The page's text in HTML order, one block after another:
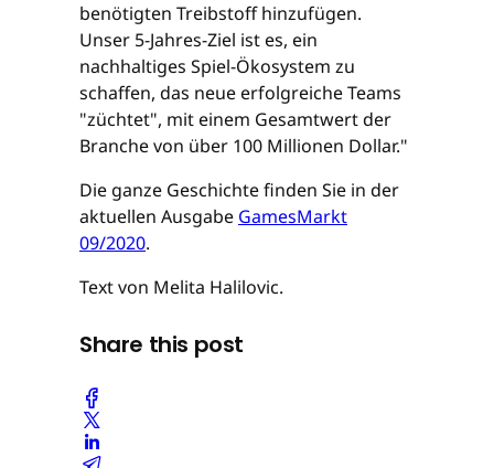
benötigten Treibstoff hinzufügen.
Unser 5-Jahres-Ziel ist es, ein
nachhaltiges Spiel-Ökosystem zu
schaffen, das neue erfolgreiche Teams
"züchtet", mit einem Gesamtwert der
Branche von über 100 Millionen Dollar."
Die ganze Geschichte finden Sie in der
aktuellen Ausgabe GamesMarkt
09/2020.
Text von Melita Halilovic.
Share this post